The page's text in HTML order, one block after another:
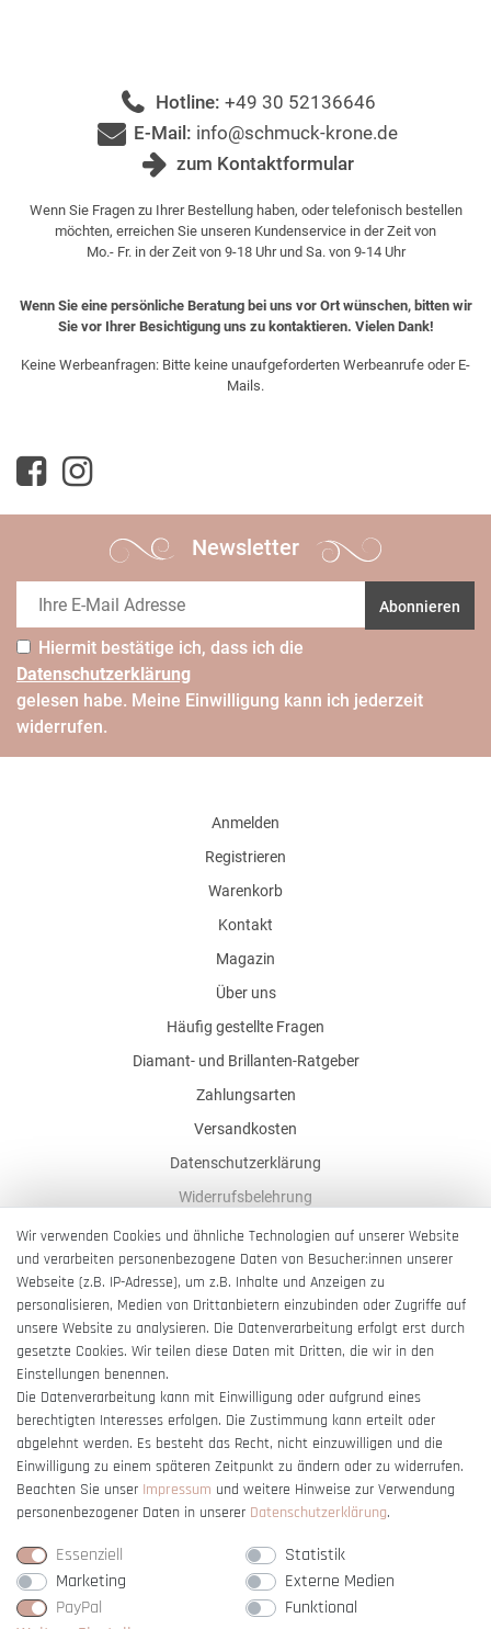
Hotline: +49 30 52136646
E-Mail: info@schmuck-krone.de
zum Kontaktformular
Wenn Sie Fragen zu Ihrer Bestellung haben, oder telefonisch bestellen
möchten, erreichen Sie unseren Kundenservice in der Zeit von
Mo.- Fr. in der Zeit von 9-18 Uhr und Sa. von 9-14 Uhr
Wenn Sie eine persönliche Beratung bei uns vor Ort wünschen, bitten wir
Sie vor Ihrer Besichtigung uns zu kontaktieren. Vielen Dank!
Keine Werbeanfragen: Bitte keine unaufgeforderten Werbeanrufe oder E-
Mails.
Newsletter
Abonnieren
Hiermit bestätige ich, dass ich die
Daten­schutz­erklärung
gelesen habe. Meine Einwilligung kann ich jederzeit
widerrufen.
Anmelden
Registrieren
Warenkorb
Kontakt
Magazin
Über uns
Häufig gestellte Fragen
Diamant- und Brillanten-Ratgeber
Zahlungsarten
Versandkosten
Datenschutzerklärung
Widerrufsbelehrung
AGB
Impressum
Barrierefreiheitserklärung
Vertrag widerrufen
Wir verwenden Cookies und ähnliche Technologien auf unserer Website
und verarbeiten personenbezogene Daten von Besucher:innen unserer
Webseite (z.B. IP-Adresse), um z.B. Inhalte und Anzeigen zu
personalisieren, Medien von Drittanbietern einzubinden oder Zugriffe auf
unsere Website zu analysieren. Die Datenverarbeitung erfolgt erst durch
gesetzte Cookies. Wir teilen diese Daten mit Dritten, die wir in den
Einstellungen benennen.
Die Datenverarbeitung kann mit Einwilligung oder aufgrund eines
berechtigten Interesses erfolgen. Die Zustimmung kann erteilt oder
abgelehnt werden. Es besteht das Recht, nicht einzuwilligen und die
Einwilligung zu einem späteren Zeitpunkt zu ändern oder zu widerrufen.
Beachten Sie unser Impressum und weitere Hinweise zur Verwendung
personenbezogener Daten in unserer Daten­schutz­erklärung.
Essenziell
Statistik
Marketing
Externe Medien
PayPal
Funktional